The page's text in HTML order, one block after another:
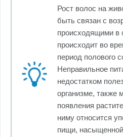
Рост волос на
быть связан с
происходящими в
происходит во
период полового
Неправильное
недостатком
организме, также
появления
ниму относится
пищи,